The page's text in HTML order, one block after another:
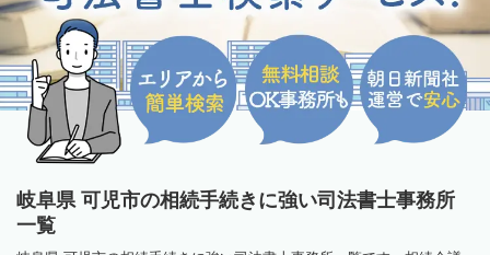
岐阜県 可児市の相続手続きに強い司法書士事務所
一覧